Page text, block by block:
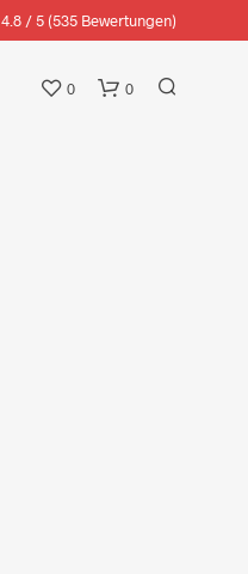
4.8 / 5 (535 Bewertungen)
0 0